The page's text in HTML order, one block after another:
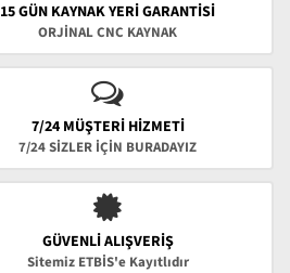
15 GÜN KAYNAK YERI GARANTISI
ORJİNAL CNC KAYNAK
7/24 MÜŞTERİ HİZMETİ
7/24 SİZLER İÇİN BURADAYIZ
GÜVENLI ALIŞVERIŞ
Sitemiz ETBİS'e Kayıtlıdır